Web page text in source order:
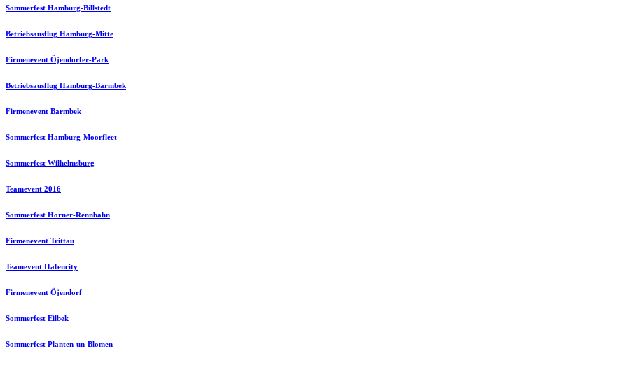
Sommerfest Hamburg-Billstedt
Betriebsausflug Hamburg-Mitte
Firmenevent Öjendorfer-Park
Betriebsausflug Hamburg-Barmbek
Firmenevent Barmbek
Sommerfest Hamburg-Moorfleet
Sommerfest Wilhelmsburg
Teamevent 2016
Sommerfest Horner-Rennbahn
Firmenevent Trittau
Teamevent Hafencity
Firmenevent Öjendorf
Sommerfest Eilbek
Sommerfest Planten-un-Blomen